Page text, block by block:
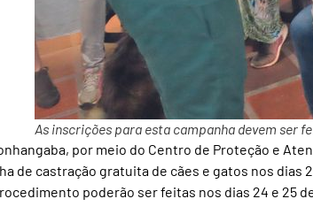
As inscrições para esta campanha devem ser
por meio do Centro de Proteção e
de castração gratuita de cães e gatos nos dias
poderão ser feitas nos dias 24 e 25